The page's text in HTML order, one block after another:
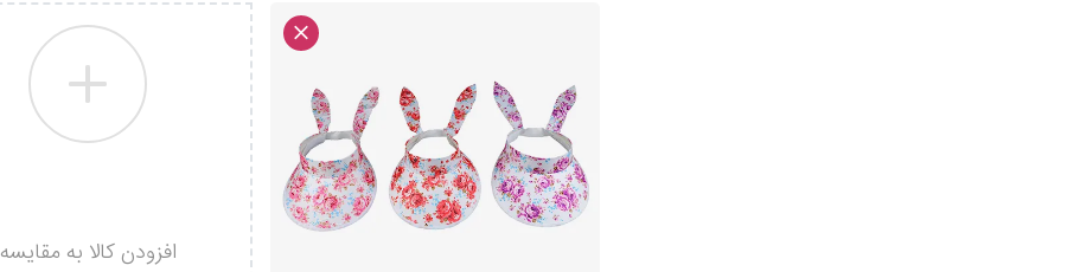
افزودن کالا به مقایسه